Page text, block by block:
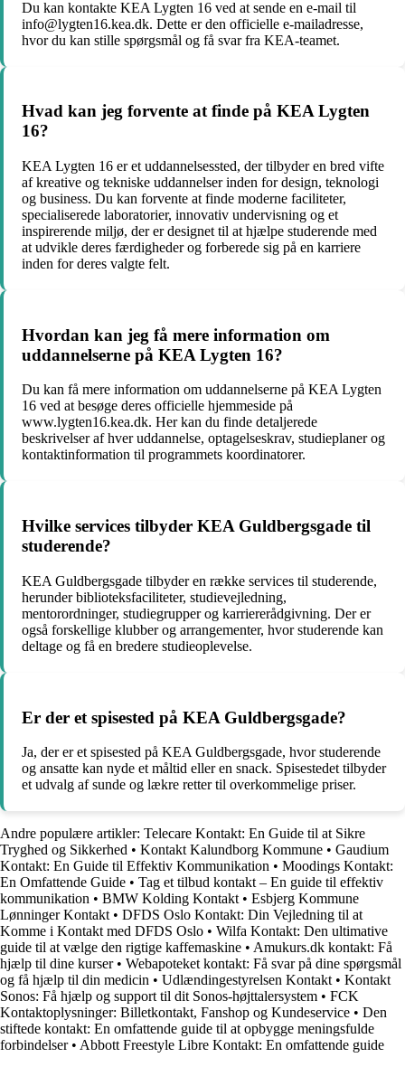
Du kan kontakte KEA Lygten 16 ved at sende en e-mail til
info@lygten16.kea.dk. Dette er den officielle e-mailadresse,
hvor du kan stille spørgsmål og få svar fra KEA-teamet.
Hvad kan jeg forvente at finde på KEA Lygten
16?
KEA Lygten 16 er et uddannelsessted, der tilbyder en bred vifte
af kreative og tekniske uddannelser inden for design, teknologi
og business. Du kan forvente at finde moderne faciliteter,
specialiserede laboratorier, innovativ undervisning og et
inspirerende miljø, der er designet til at hjælpe studerende med
at udvikle deres færdigheder og forberede sig på en karriere
inden for deres valgte felt.
Hvordan kan jeg få mere information om
uddannelserne på KEA Lygten 16?
Du kan få mere information om uddannelserne på KEA Lygten
16 ved at besøge deres officielle hjemmeside på
www.lygten16.kea.dk. Her kan du finde detaljerede
beskrivelser af hver uddannelse, optagelseskrav, studieplaner og
kontaktinformation til programmets koordinatorer.
Hvilke services tilbyder KEA Guldbergsgade til
studerende?
KEA Guldbergsgade tilbyder en række services til studerende,
herunder biblioteksfaciliteter, studievejledning,
mentorordninger, studiegrupper og karriererådgivning. Der er
også forskellige klubber og arrangementer, hvor studerende kan
deltage og få en bredere studieoplevelse.
Er der et spisested på KEA Guldbergsgade?
Ja, der er et spisested på KEA Guldbergsgade, hvor studerende
og ansatte kan nyde et måltid eller en snack. Spisestedet tilbyder
et udvalg af sunde og lækre retter til overkommelige priser.
Andre populære artikler: Telecare Kontakt: En Guide til at Sikre
Tryghed og Sikkerhed • Kontakt Kalundborg Kommune • Gaudium
Kontakt: En Guide til Effektiv Kommunikation • Moodings Kontakt:
En Omfattende Guide • Tag et tilbud kontakt – En guide til effektiv
kommunikation • BMW Kolding Kontakt • Esbjerg Kommune
Lønninger Kontakt • DFDS Oslo Kontakt: Din Vejledning til at
Komme i Kontakt med DFDS Oslo • Wilfa Kontakt: Den ultimative
guide til at vælge den rigtige kaffemaskine • Amukurs.dk kontakt: Få
hjælp til dine kurser• Webapoteket kontakt: Få svar på dine spørgsmål
og få hjælp til din medicin • Udlændingestyrelsen Kontakt • Kontakt
Sonos: Få hjælp og support til dit Sonos-højttalersystem • FCK
Kontaktoplysninger: Billetkontakt, Fanshop og Kundeservice • Den
stiftede kontakt: En omfattende guide til at opbygge meningsfulde
forbindelser• Abbott Freestyle Libre Kontakt: En omfattende guide